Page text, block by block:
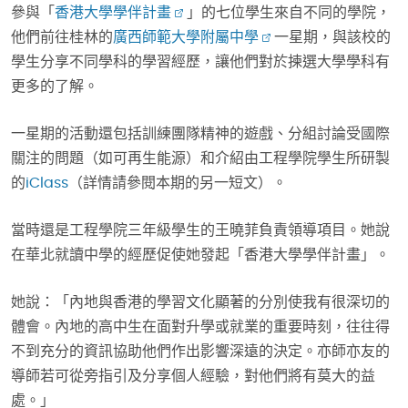
參與「 香港大學學伴計畫
」的七位學生來自不同的學院，
他們前往桂林的廣西師範大學附屬中學
一星期，與該校的
學生分享不同學科的學習經歷，讓他們對於揀選大學學科有
更多的了解。
一星期的活動還包括訓練團隊精神的遊戲、分組討論受國際
關注的問題（如可再生能源）和介紹由工程學院學生所研製
的iClass （詳情請參閱本期的另一短文）。
當時還是工程學院三年級學生的王曉菲負責領導項目。她說
在華北就讀中學的經歷促使她發起「香港大學學伴計畫」。
她說：「內地與香港的學習文化顯著的分別使我有很深切的
體會。內地的高中生在面對升學或就業的重要時刻，往往得
不到充分的資訊協助他們作出影響深遠的決定。亦師亦友的
導師若可從旁指引及分享個人經驗，對他們將有莫大的益
處。」